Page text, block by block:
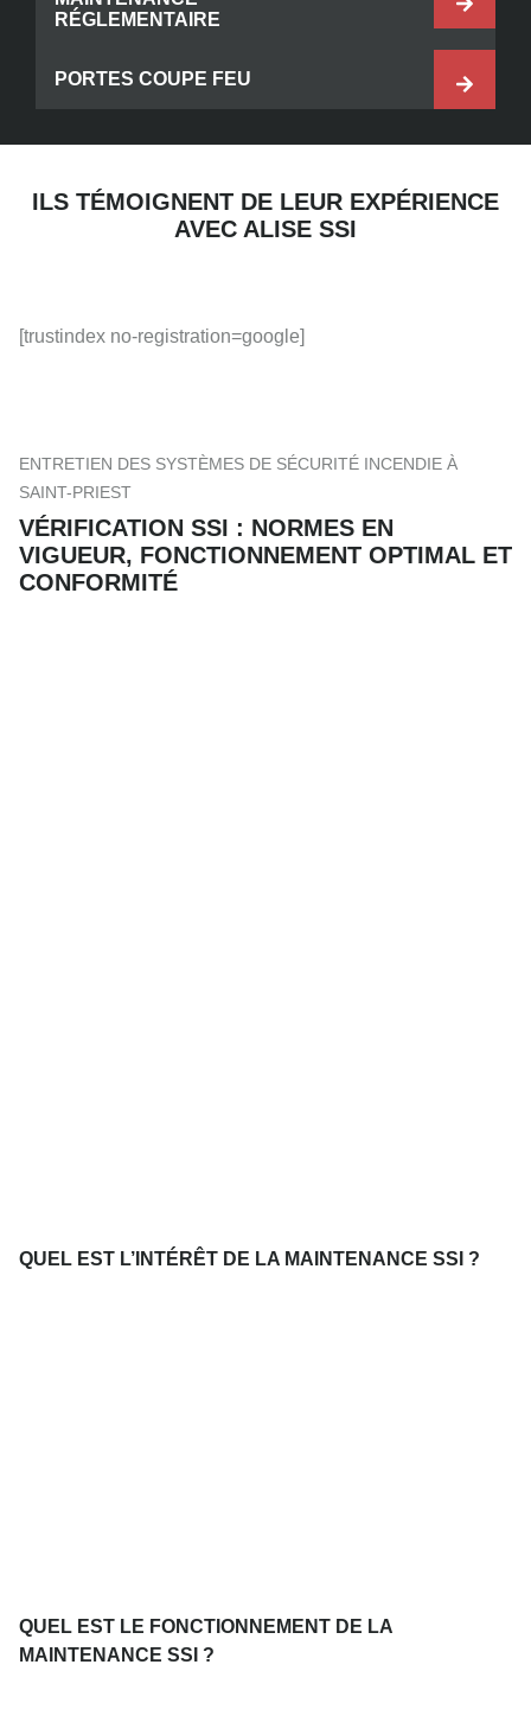
RÉGLEMENTAIRE
PORTES COUPE FEU
ILS TÉMOIGNENT DE LEUR EXPÉRIENCE
AVEC ALISE SSI
[trustindex no-registration=google]
ENTRETIEN DES SYSTÈMES DE SÉCURITÉ INCENDIE À
SAINT-PRIEST
VÉRIFICATION SSI : NORMES EN
VIGUEUR, FONCTIONNEMENT OPTIMAL ET
CONFORMITÉ
QUEL EST L’INTÉRÊT DE LA MAINTENANCE SSI ?
QUEL EST LE FONCTIONNEMENT DE LA
MAINTENANCE SSI ?